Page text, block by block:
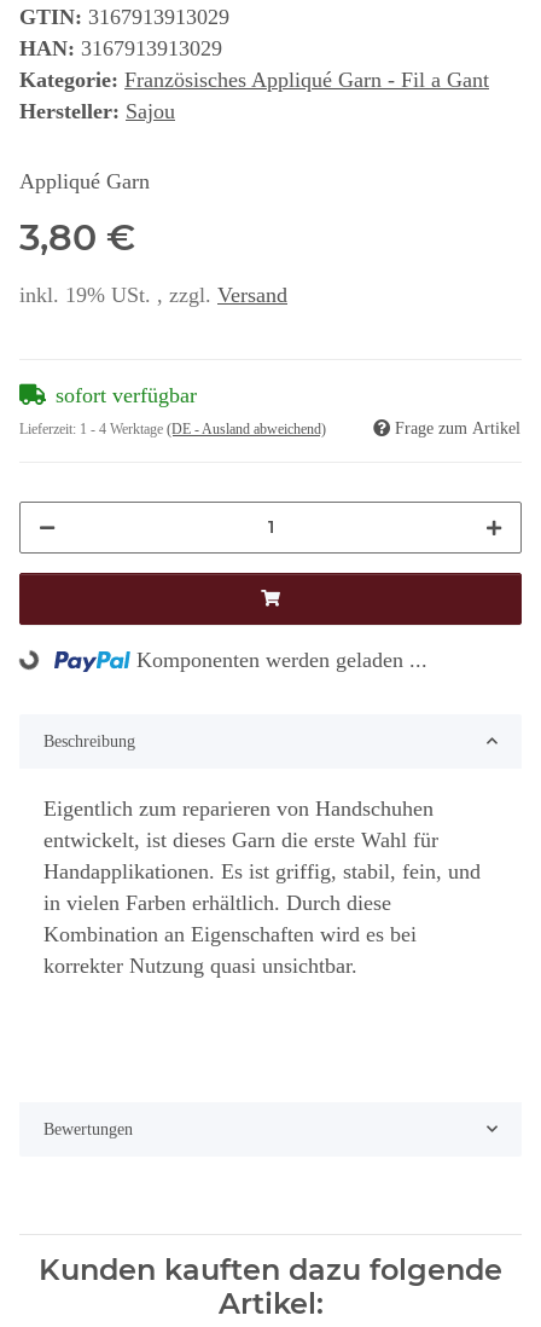
GTIN: 3167913913029
HAN: 3167913913029
Kategorie: Französisches Appliqué Garn - Fil a Gant
Hersteller: Sajou
Appliqué Garn
3,80 €
inkl. 19% USt. , zzgl. Versand
sofort verfügbar
Lieferzeit: 1 - 4 Werktage (DE - Ausland abweichend) Frage zum Artikel
Loading... Komponenten werden geladen ...
Beschreibung
Eigentlich zum reparieren von Handschuhen
entwickelt, ist dieses Garn die erste Wahl für
Handapplikationen. Es ist griffig, stabil, fein, und
in vielen Farben erhältlich. Durch diese
Kombination an Eigenschaften wird es bei
korrekter Nutzung quasi unsichtbar.
Bewertungen
Kunden kauften dazu folgende
Artikel: